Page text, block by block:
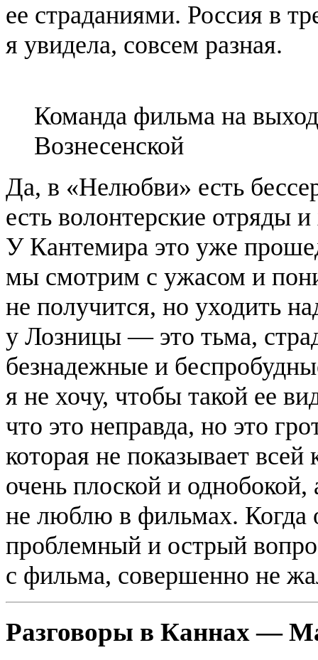
ее страданиями. Россия в
я увидела, совсем разная.
Команда фильма на
Вознесенской
Да, в «Нелюбви» есть
есть волонтерские отряды
У Кантемира это уже
мы смотрим с ужасом и
не получится, но уходить
у Лозницы — это тьма,
безнадежные и
я не хочу, чтобы такой ее
что это неправда, но это
которая не показывает
очень плоской и однобокой,
не люблю в фильмах. Когда
проблемный и острый
с фильма, совершенно не
Разговоры в Каннах —